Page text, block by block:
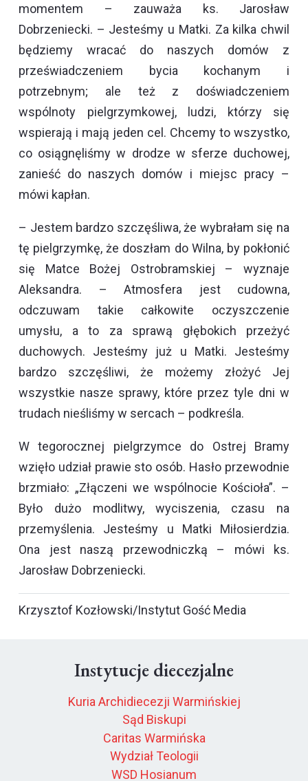
momentem – zauważa ks. Jarosław
Dobrzeniecki. – Jesteśmy u Matki. Za kilka chwil
będziemy wracać do naszych domów z
przeświadczeniem bycia kochanym i
potrzebnym; ale też z doświadczeniem
wspólnoty pielgrzymkowej, ludzi, którzy się
wspierają i mają jeden cel. Chcemy to wszystko,
co osiągnęliśmy w drodze w sferze duchowej,
zanieść do naszych domów i miejsc pracy –
mówi kapłan.
– Jestem bardzo szczęśliwa, że wybrałam się na
tę pielgrzymkę, że doszłam do Wilna, by pokłonić
się Matce Bożej Ostrobramskiej – wyznaje
Aleksandra. – Atmosfera jest cudowna,
odczuwam takie całkowite oczyszczenie
umysłu, a to za sprawą głębokich przeżyć
duchowych. Jesteśmy już u Matki. Jesteśmy
bardzo szczęśliwi, że możemy złożyć Jej
wszystkie nasze sprawy, które przez tyle dni w
trudach nieśliśmy w sercach – podkreśla.
W tegorocznej pielgrzymce do Ostrej Bramy
wzięło udział prawie sto osób. Hasło przewodnie
brzmiało: „Złączeni we wspólnocie Kościoła”. –
Było dużo modlitwy, wyciszenia, czasu na
przemyślenia. Jesteśmy u Matki Miłosierdzia.
Ona jest naszą przewodniczką – mówi ks.
Jarosław Dobrzeniecki.
Krzysztof Kozłowski/Instytut Gość Media
Instytucje diecezjalne
Kuria Archidiecezji Warmińskiej
Sąd Biskupi
Caritas Warmińska
Wydział Teologii
WSD Hosianum